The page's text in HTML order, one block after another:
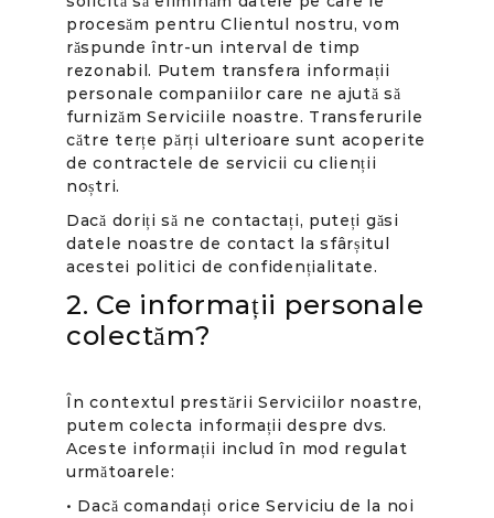
procesăm pentru Clientul nostru, vom
răspunde într-un interval de timp
rezonabil. Putem transfera informații
personale companiilor care ne ajută să
furnizăm Serviciile noastre. Transferurile
către terțe părți ulterioare sunt acoperite
de contractele de servicii cu clienții
noștri.
Dacă doriți să ne contactați, puteți găsi
datele noastre de contact la sfârșitul
acestei politici de confidențialitate.
2. Ce informații personale
colectăm?
În contextul prestării Serviciilor noastre,
putem colecta informații despre dvs.
Aceste informații includ în mod regulat
următoarele:
• Dacă comandați orice Serviciu de la noi